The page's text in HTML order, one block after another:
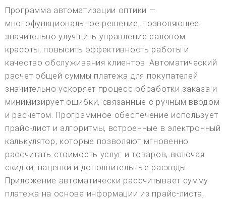
Программа автоматизации оптики —
многофункциональное решение, позволяющее
значительно улучшить управление салоном
красоты, повысить эффективность работы и
качество обслуживания клиентов. Автоматический
расчет общей суммы платежа для покупателей
значительно ускоряет процесс обработки заказа и
минимизирует ошибки, связанные с ручным вводом
и расчетом. Программное обеспечение использует
прайс-лист и алгоритмы, встроенные в электронный
калькулятор, которые позволяют мгновенно
рассчитать стоимость услуг и товаров, включая
скидки, наценки и дополнительные расходы.
Приложение автоматически рассчитывает сумму
платежа на основе информации из прайс-листа,